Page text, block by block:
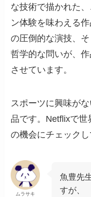
な技術で描かれた
ン体験を味わえる
の圧倒的な演技、
哲学的な問いが、
させています。
スポーツに興味が
品です。Netflixで世
の機会にチェックし
ムラサキ
魚豊先
すが、